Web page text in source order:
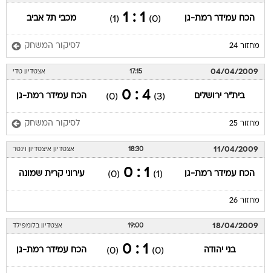
הכח עמידר רמת-גן (0)
1 : 1
(1) מכבי תל אביב
מחזור 24 לסיקור המשחק
04/04/2009
17:15 אצטדיון טדי
בית"ר ירושלים (3)
4 : 0
(0) הכח עמידר רמת-גן
מחזור 25 לסיקור המשחק
11/04/2009
18:30 אצטדיון איצטדיון וינטר
הכח עמידר רמת-גן (1)
1 : 0
(0) עירוני קרית שמונה
מחזור 26
18/04/2009
19:00 אצטדיון בלומפילד
בני יהודה (0)
1 : 0
(0) הכח עמידר רמת-גן